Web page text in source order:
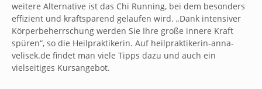
weitere Alternative ist das Chi Running, bei dem besonders
effizient und kraftsparend gelaufen wird. „Dank intensiver
Körperbeherrschung werden Sie Ihre große innere Kraft
spüren“, so die Heilpraktikerin. Auf heilpraktikerin-anna-
velisek.de findet man viele Tipps dazu und auch ein
vielseitiges Kursangebot.